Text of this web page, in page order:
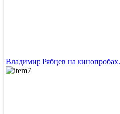
Владимир Рябцев на кинопробах.